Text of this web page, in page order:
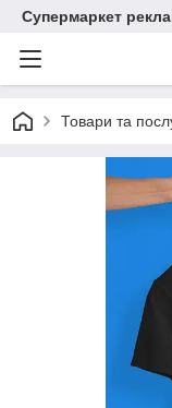
Супермаркет
Товари та